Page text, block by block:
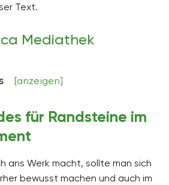
Text.
Mediathek
[anzeigen]
für Randsteine im
ans Werk macht, sollte man sich
bewusst machen und auch im